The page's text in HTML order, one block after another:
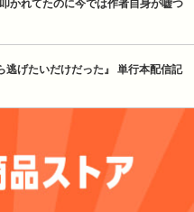
かれてたのに今では作者自身が嘘つ
逃げたいだけだった』 単行本配信記